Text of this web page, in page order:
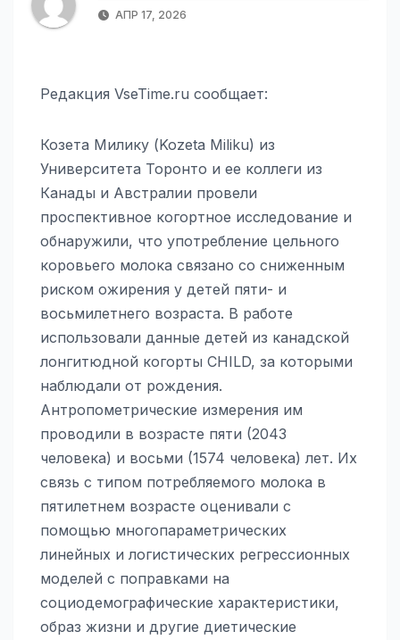
АПР 17, 2026
Редакция VseTime.ru сообщает:
Козета Милику (Kozeta Miliku) из
Университета Торонто и ее коллеги из
Канады и Австралии провели
проспективное когортное исследование и
обнаружили, что употребление цельного
коровьего молока связано со сниженным
риском ожирения у детей пяти- и
восьмилетнего возраста. В работе
использовали данные детей из канадской
лонгитюдной когорты CHILD, за которыми
наблюдали от рождения.
Антропометрические измерения им
проводили в возрасте пяти (2043
человека) и восьми (1574 человека) лет. Их
связь с типом потребляемого молока в
пятилетнем возрасте оценивали с
помощью многопараметрических
линейных и логистических регрессионных
моделей с поправками на
социодемографические характеристики,
образ жизни и другие диетические